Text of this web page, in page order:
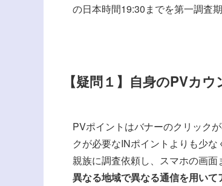
の日本時間19:30までを第一調査期
【疑問１】自身のPVカ
PVポイントはバナーのクリック
クが必要なINポイントよりも少な
親族に調査依頼し、スマホの画面
異なる地域で異なる通信を用い